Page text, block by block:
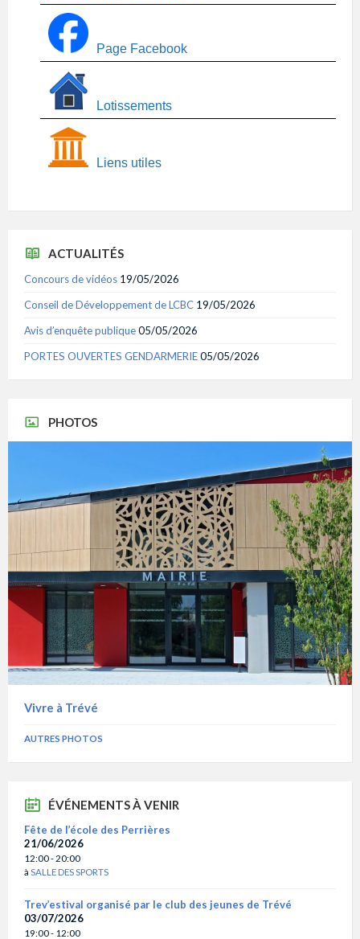
Page Facebook
Lotissements
Liens utiles
ACTUALITÉS
Concours de vidéos 19/05/2026
Conseil de Développement de LCBC 19/05/2026
Avis d’enquête publique05/05/2026
PORTES OUVERTES GENDARMERIE05/05/2026
PHOTOS
Vivre à Trévé
AUTRES PHOTOS
ÉVÉNEMENTS À VENIR
Fête de l’école des Perrières
21/06/2026
12:00 - 20:00
à SALLE DES SPORTS
Trev’estival organisé par le club des jeunes de Trévé
03/07/2026
19:00 - 12:00